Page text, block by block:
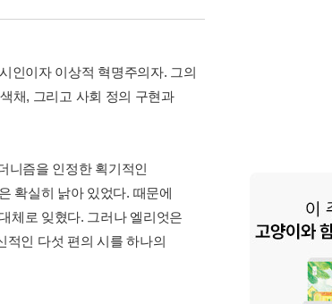
인이자 이상적 혁명주의자. 그의
채, 그리고 사회 정의 구현과
니즘을 인정한 획기적인
확실히 낡아 있었다. 때문에
체로 잊혔다. 그러나 엘리엇은
적인 다섯 편의 시를 하나의